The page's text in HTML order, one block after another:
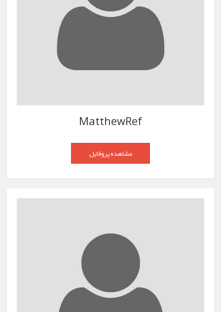
MatthewRef
مشاهده پروفایل